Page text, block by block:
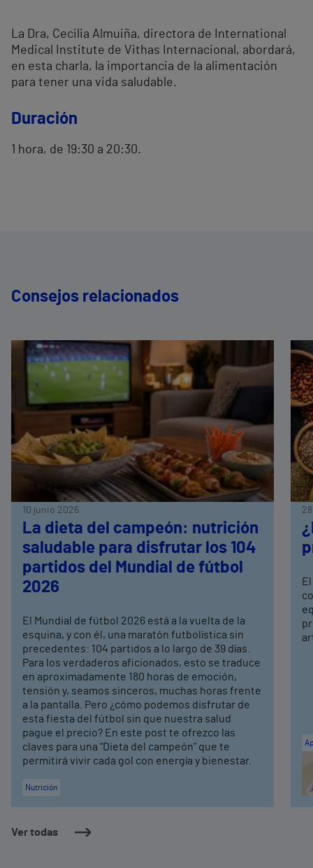
La Dra, Cecilia Almuiña, directora de International
Medical Institute de Vithas Internacional, abordará,
en esta charla, la importancia de la alimentación
para tener una vida saludable.
Duración
1 hora, de 19:30 a 20:30.
Consejos relacionados
Ver todas
10 junio 2026
La dieta del campeón: nutrición
saludable para disfrutar los 104
partidos del Mundial de fútbol
2026
El Mundial de fútbol 2026 está a la vuelta de la
esquina, y con él, una maratón futbolística sin
precedentes: 104 partidos a lo largo de 39 días.
Para los verdaderos aficionados, esto se traduce
en aproximadamente 180 horas de emoción,
tensión y, seamos sinceros, muchas horas frente
a la pantalla. Pero ¿cómo podemos disfrutar de
esta fiesta del fútbol sin que nuestra salud
pague el precio? En este post te ofrezco las
claves para una "Dieta del campeón" que te
permitirá vivir cada gol con energía y bienestar.
Nutrición